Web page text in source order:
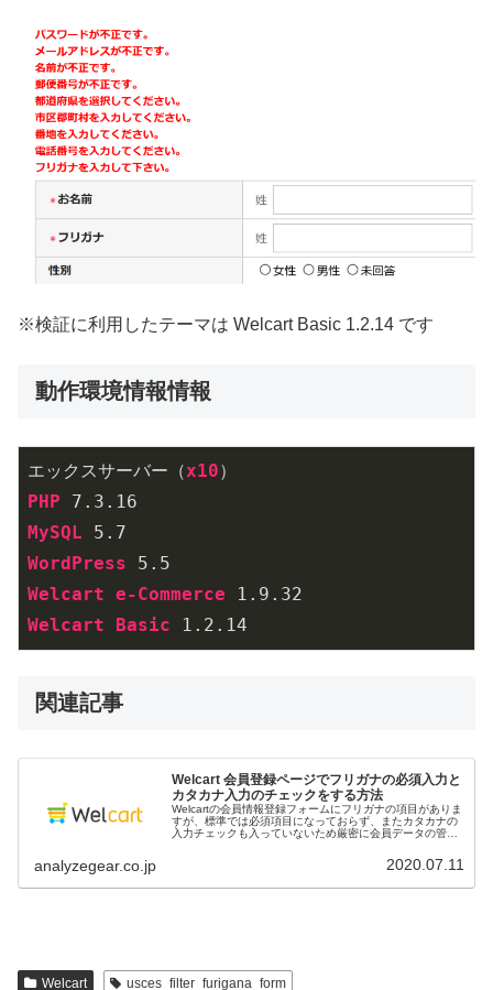
※検証に利用したテーマは Welcart Basic 1.2.14 です
動作環境情報情報
エックスサーバー（x10
PHP 7 .3 .16
MySQL 5 .7
WordPress 5 .5
Welcart e-Commerce 1 .9 .32
Welcart
Basic 1 .2 .14
関連記事
Welcart 会員登録ページでフリガナの必須入力と
カタカナ入力のチェックをする方法
Welcartの会員情報登録フォームにフリガナの項目がありま
すが、標準では必須項目になっておらず、またカタカナの
入力チェックも入っていないため厳密に会員データの管理
analyzegear.co.jp 2020.07.11
Welcart usces_filter_furigana_form